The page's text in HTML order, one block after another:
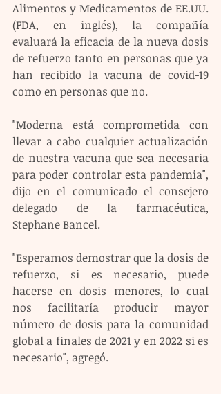
Alimentos y Medicamentos de EE.UU.
(FDA, en inglés), la compañía
evaluará la eficacia de la nueva dosis
de refuerzo tanto en personas que ya
han recibido la vacuna de covid-19
como en personas que no.
"Moderna está comprometida con
llevar a cabo cualquier actualización
de nuestra vacuna que sea necesaria
para poder controlar esta pandemia",
dijo en el comunicado el consejero
delegado de la farmacéutica,
Stephane Bancel.
"Esperamos demostrar que la dosis de
refuerzo, si es necesario, puede
hacerse en dosis menores, lo cual
nos facilitaría producir mayor
número de dosis para la comunidad
global a finales de 2021 y en 2022 si es
necesario", agregó.